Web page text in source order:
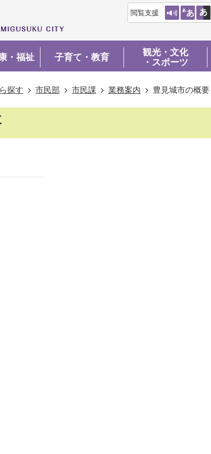
閲覧支援
・福祉 子育て・教育
観光・文化
・スポーツ
探す 市民部 市民課 業務案内 豊見城市の概要